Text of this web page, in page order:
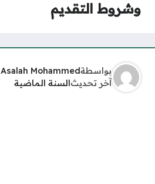
وشروط التقديم
بواسطةAsalah Mohammed
آخر تحديثالسنة الماضية